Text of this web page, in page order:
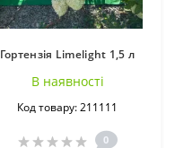
Гортензія Limelight 1,5 л
В наявностi
Код товару: 211111
0